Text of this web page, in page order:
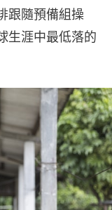
跟隨預備組操
生涯中最低落的